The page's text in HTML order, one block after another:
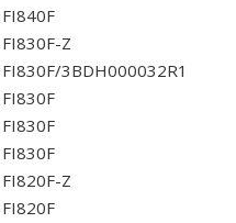
Z
3BDH000032R1
Z